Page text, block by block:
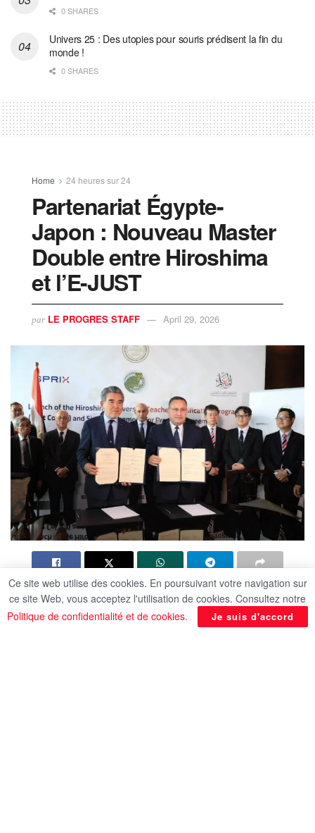
0 SHARES
Univers 25 : Des utopies pour souris prédisent la fin du
monde !
0 SHARES
Home 24 heures sur 24
Partenariat Égypte-
Japon : Nouveau Master
Double entre Hiroshima
et l’E-JUST
par LE PROGRES STAFF April 29, 2026
Le ministre égyptien de l’Enseignement supérieur
a signé un protocole d’accord et un accord
Ce site web utilise des cookies. En poursuivant votre navigation sur
ce site Web, vous acceptez l'utilisation de cookies. Consultez notre
Politique de confidentialité et de cookies. Je suis d'accord